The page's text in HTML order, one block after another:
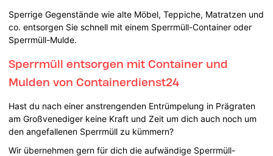
Sperrige Gegenstände wie alte Möbel, Teppiche, Matratzen und
co. entsorgen Sie schnell mit einem Sperrmüll-Container oder
Sperrmüll-Mulde.
Sperrmüll entsorgen mit Container und
Mulden von Containerdienst24
Hast du nach einer anstrengenden Entrümpelung in Prägraten
am Großvenediger keine Kraft und Zeit um dich auch noch um
den angefallenen Sperrmüll zu kümmern?
Wir übernehmen gern für dich die aufwändige Sperrmüll-